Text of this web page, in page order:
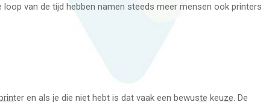
loop van de tijd hebben namen steeds meer mensen ook printers
en als je die niet hebt is dat vaak een bewuste keuze. De